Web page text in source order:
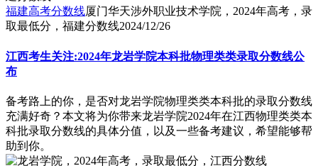
福建高考分数线厦门华天涉外职业技术学院，2024年高考，录
取最低分，福建分数线2024/12/26
江西考生关注:2024年龙岩学院本科批物理类类录取分数线公
布
备考路上的你，是否对龙岩学院物理类类本科批的录取分数线
充满好奇？本文将为你带来龙岩学院2024年在江西物理类类本
科批录取分数线的具体分值，以及一些备考建议，希望能够帮
助到你。